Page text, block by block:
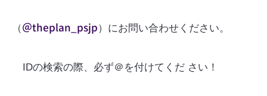
（＠theplan_psjp）にお問い合わせください。
IDの検索の際、必ず＠を付けてくだ さい！